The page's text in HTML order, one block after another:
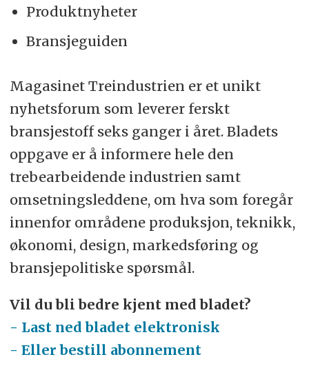
Produktnyheter
Bransjeguiden
Magasinet Treindustrien er et unikt
nyhetsforum som leverer ferskt
bransjestoff seks ganger i året. Bladets
oppgave er å informere hele den
trebearbeidende industrien samt
omsetningsleddene, om hva som foregår
innenfor områdene produksjon, teknikk,
økonomi, design, markedsføring og
bransjepolitiske spørsmål.
Vil du bli bedre kjent med bladet?
- Last ned bladet elektronisk
- Eller bestill abonnement